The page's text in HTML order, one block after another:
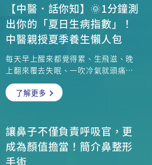
人認為吸另類煙（例如電子煙）比傳
統香煙的害處較少，是否真的？香港
中文大學醫學院公共衛生及基層醫療
學院副教授李錦培教授、博愛醫院註
冊中醫師黃子欣醫師為你詳細講解！
【中醫．話你知】🌞1分鐘測
出你的「夏日生病指數」！
中醫親授夏季養生懶人包
每天早上醒來都覺得累、生飛滋、晚
上翻來覆去失眠、一吹冷氣就頭痛腹
瀉……這些你以為是天氣太熱的「正
常現象」，其實都是身體在對你違背
更是一份實用的身體自我檢測清單。
文中詳列了空調病、濕困脾胃以及重
度中暑的各項初期症狀與對應湯水、
了解更多
讓鼻子不僅負責呼吸官，更
成為顏值擔當！簡介鼻整形
手術